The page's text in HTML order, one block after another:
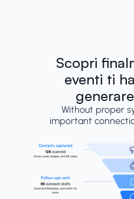
Scopri
eventi ti
Without proper
important